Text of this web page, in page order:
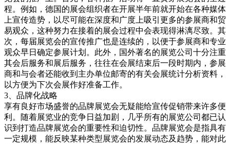
程。例如，德国的展会组织者在开展半年前就开始在各种媒体
上宣传造势，以尽可能在深度和广度上吸引更多的参展商和贸
易观众，这种努力在接着的展会过程中会表现得淋漓尽致。其
次，每届展览会的宣传推广也是连续的，以便于参展商和专业
观众早日确定参展计划。此外，国外著名的展览公司十分注重
其会后服务和展后服务，往往在会展结束后一段时期内，参展
商和与会者还能收到主办单位邮寄的有关会展统计分析资料，
以方便为下次会展作好准备工作。
3、品牌化战略
享有良好市场盛誉的品牌展览会无疑能给宣传促销带来许多便
利。随着展览业的竞争日益加剧，几乎所有的展览公司都已认
识到打造品牌展览会的重要性和迫切性。品牌展览会是指具有
一定规模，能反映某种类型展览会的发展动态及趋势，能对此